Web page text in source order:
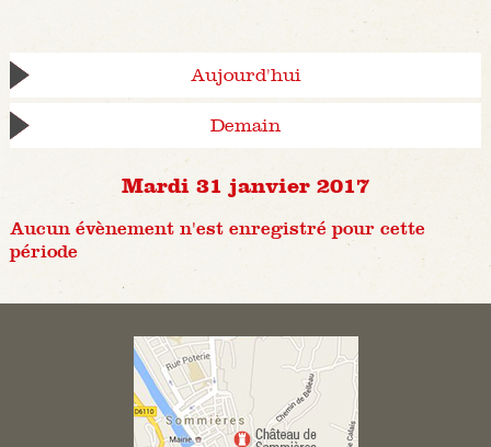
Aujourd'hui
Demain
Mardi 31 janvier 2017
Aucun évènement n'est enregistré pour cette
période